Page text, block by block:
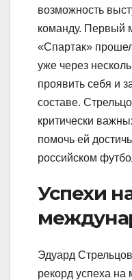
возможность
команду. Первый
«Спартак»
уже через
проявить себя и
составе.
критически
помочь ей
российском
Успехи
Эдуард
рекорд успеха